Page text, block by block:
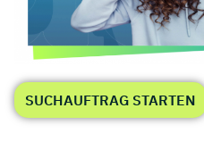
SUCHAUFTRAG STARTEN